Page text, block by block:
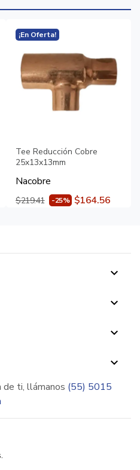
¡En Oferta!
Tee Reducción Cobre
25x13x13mm
Nacobre
$219.41 -25% $164.56
keyboard_arrow_down
keyboard_arrow_down
keyboard_arrow_down
keyboard_arrow_down
de ti, llámanos (55) 5015